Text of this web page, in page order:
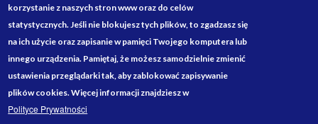
deklaracja dostępności bip
projekty ze środków budżetu państwa
Społecznościowe
korzystanie z naszych stron www oraz do celów
statystycznych. Jeśli nie blokujesz tych plików, to zgadzasz się
na ich użycie oraz zapisanie w pamięci Twojego komputera lub
innego urządzenia. Pamiętaj, że możesz samodzielnie zmienić
ustawienia przeglądarki tak, aby zablokować zapisywanie
plików cookies. Więcej informacji znajdziesz w
Polityce Prywatności